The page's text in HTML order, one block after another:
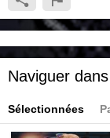
Naviguer
Sélectionnées